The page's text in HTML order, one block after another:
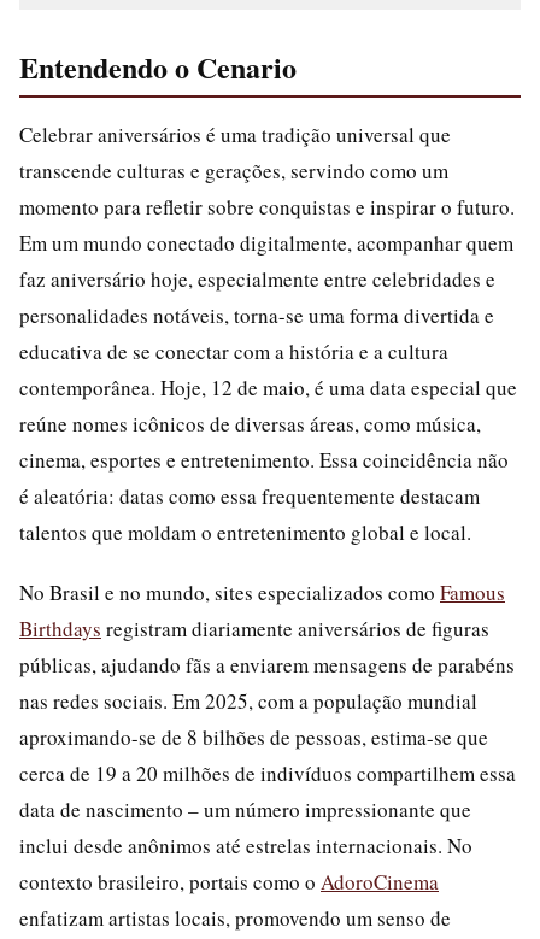
Entendendo o Cenario
Celebrar aniversários é uma tradição universal que
transcende culturas e gerações, servindo como um
momento para refletir sobre conquistas e inspirar o futuro.
Em um mundo conectado digitalmente, acompanhar quem
faz aniversário hoje, especialmente entre celebridades e
personalidades notáveis, torna-se uma forma divertida e
educativa de se conectar com a história e a cultura
contemporânea. Hoje, 12 de maio, é uma data especial que
reúne nomes icônicos de diversas áreas, como música,
cinema, esportes e entretenimento. Essa coincidência não
é aleatória: datas como essa frequentemente destacam
talentos que moldam o entretenimento global e local.
No Brasil e no mundo, sites especializados como Famous
Birthdays registram diariamente aniversários de figuras
públicas, ajudando fãs a enviarem mensagens de parabéns
nas redes sociais. Em 2025, com a população mundial
aproximando-se de 8 bilhões de pessoas, estima-se que
cerca de 19 a 20 milhões de indivíduos compartilhem essa
data de nascimento – um número impressionante que
inclui desde anônimos até estrelas internacionais. No
contexto brasileiro, portais como o AdoroCinema
enfatizam artistas locais, promovendo um senso de